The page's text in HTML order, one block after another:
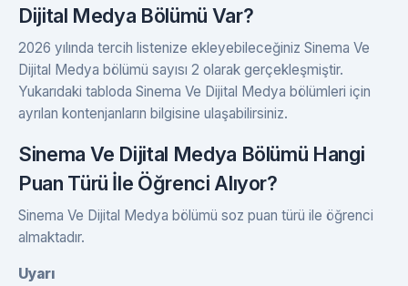
Dijital Medya Bölümü Var?
2026 yılında tercih listenize ekleyebileceğiniz Sinema Ve
Dijital Medya bölümü sayısı 2 olarak gerçekleşmiştir.
Yukarıdaki tabloda Sinema Ve Dijital Medya bölümleri için
ayrılan kontenjanların bilgisine ulaşabilirsiniz.
Sinema Ve Dijital Medya Bölümü Hangi
Puan Türü İle Öğrenci Alıyor?
Sinema Ve Dijital Medya bölümü soz puan türü ile öğrenci
almaktadır.
Uyarı